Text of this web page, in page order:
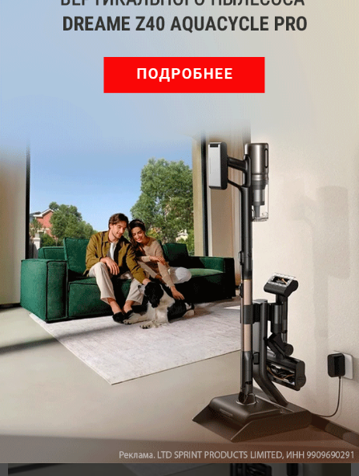
YouTube
Комментарии
Мы знаем, вам есть что сказать!
Войдите Зарегистрируйтесь
, чтобы
оставить комментарий
Рекомендуем